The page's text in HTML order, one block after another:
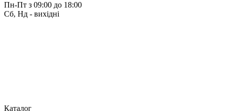
Пн-Пт з 09:00 до 18:00
Сб, Нд - вихідні
Каталог